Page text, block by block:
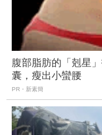
腹部脂肪的「剋星
囊，瘦出小蠻腰
PR・新素簡